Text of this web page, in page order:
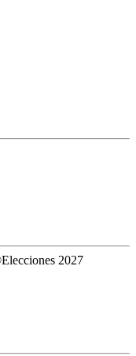
Elecciones 2027